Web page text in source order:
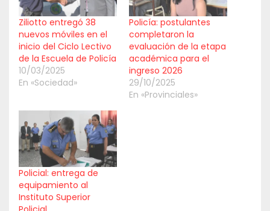
Ziliotto entregó 38
nuevos móviles en el
inicio del Ciclo Lectivo
de la Escuela de Policía
10/03/2025
En «Sociedad»
Policía: postulantes
completaron la
evaluación de la etapa
académica para el
ingreso 2026
29/10/2025
En «Provinciales»
Policial: entrega de
equipamiento al
Instituto Superior